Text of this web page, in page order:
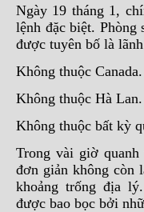
Ngày 19 tháng 1,
lệnh đặc biệt.
được tuyên bố là
Không thuộc Canada.
Không thuộc Hà Lan.
Không thuộc bất kỳ
Trong vài giờ
đơn giản không còn
khoảng trống địa
được bao bọc bởi